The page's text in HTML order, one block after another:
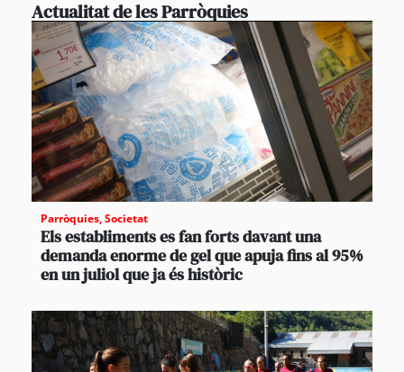
Actualitat de les Parròquies
Parròquies,Societat
Els establiments es fan forts davant una
demanda enorme de gel que apuja fins al 95%
en un juliol que ja és històric